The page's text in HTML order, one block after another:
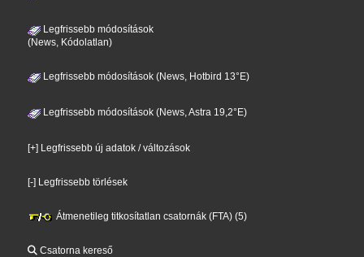
Legfrissebb módosítások
(News, Kódolatlan)
Legfrissebb módosítások (News, Hotbird 13°E)
Legfrissebb módosítások (News, Astra 19,2°E)
[+] Legfrissebb új adatok / változások
[-] Legfrissebb törlések
Átmenetileg titkosítatlan csatornák (FTA) (5)
Csatorna kereső